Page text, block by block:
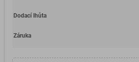
Dodací lhůta
Záruka